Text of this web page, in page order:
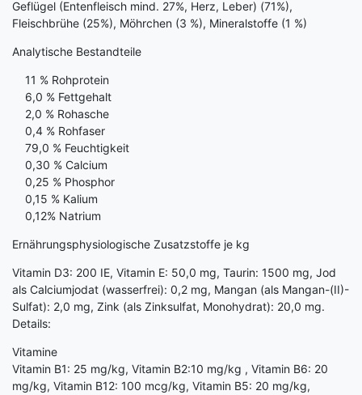
Geflügel (Entenfleisch mind. 27%, Herz, Leber) (71%),
Fleischbrühe (25%), Möhrchen (3 %), Mineralstoffe (1 %)
Analytische Bestandteile
11 % Rohprotein
6,0 % Fettgehalt
2,0 % Rohasche
0,4 % Rohfaser
79,0 % Feuchtigkeit
0,30 % Calcium
0,25 % Phosphor
0,15 % Kalium
0,12% Natrium
Ernährungsphysiologische Zusatzstoffe je kg
Vitamin D3: 200 IE, Vitamin E: 50,0 mg, Taurin: 1500 mg, Jod
als Calciumjodat (wasserfrei): 0,2 mg, Mangan (als Mangan-(II)-
Sulfat): 2,0 mg, Zink (als Zinksulfat, Monohydrat): 20,0 mg.
Details:
Vitamine
Vitamin B1: 25 mg/kg, Vitamin B2:10 mg/kg , Vitamin B6: 20
mg/kg, Vitamin B12: 100 mcg/kg, Vitamin B5: 20 mg/kg,